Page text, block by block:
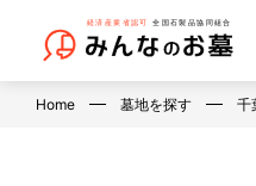
Home 墓地を探す 千